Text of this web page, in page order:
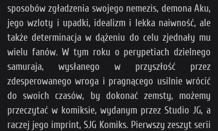
sposobów zgładzenia swojego nemezis, demona Aku,
jego wzloty i upadki, idealizm i lekka naiwność, ale
także determinacja w dążeniu do celu zjednały mu
wielu fanów. W tym roku o perypetiach dzielnego
samuraja, wysłanego w przyszłość przez
zdesperowanego wroga i pragnącego usilnie wrócić
do swoich czasów, by dokonać zemsty, możemy
przeczytać w komiksie, wydanym przez Studio JG, a
raczej jego imprint, SJG Komiks. Pierwszy zeszyt serii